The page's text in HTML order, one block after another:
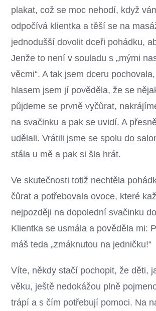
plakat, což se moc nehodí, když
odpočívá klientka a těší se na
jednodušší dovolit dceři pohádku,
Jenže to není v souladu s „mými
věcmi“. A tak jsem dceru
hlasem jsem jí pověděla, že se
půjdeme se prvně vyčůrat,
na svačinku a pak se uvidí. A
udělali. Vrátili jsme se spolu do
stála u mě a pak si šla hrát.
Ve skutečnosti totiž nechtěla
čůrat a potřebovala ovoce, které
nejpozději na dopolední svačinku
Klientka se usmála a pověděla mi:
máš teda „zmáknutou na jedničku!“
Víte, někdy stačí pochopit, že děti,
věku, ještě nedokážou plně
trápí a s čím potřebují pomoci. Na